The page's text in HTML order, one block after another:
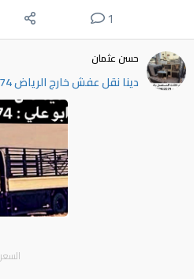
1
حسن عثمان
دينا نقل عفش خارج الرياض 0537422374
السعر